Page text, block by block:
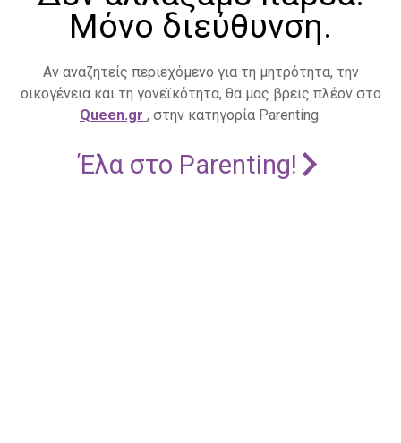
Μόνο διεύθυνση.
Αν αναζητείς περιεχόμενο για τη μητρότητα, την
οικογένεια και τη γονεϊκότητα, θα μας βρεις πλέον στο
Queen.gr , στην κατηγορία Parenting.
Έλα στο Parenting!